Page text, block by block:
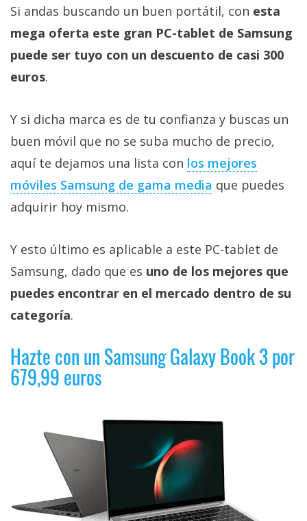
Profesional
+
temas
Sorteos
Foros
/
nosotros
/
Publicidad
Cambiar
opciones
de
Aviso
Legal
comunicación
digital donde
Si andas buscando un buen portátil, con esta
mega oferta este gran PC-tablet de Samsung
puede ser tuyo con un descuento de casi 300
euros.
Y si dicha marca es de tu confianza y buscas un
buen móvil que no se suba mucho de precio,
aquí te dejamos una lista con los mejores
móviles Samsung de gama media que puedes
adquirir hoy mismo.
Y esto último es aplicable a este PC-tablet de
Samsung, dado que es uno de los mejores que
puedes encontrar en el mercado dentro de su
categoría.
Hazte con un Samsung Galaxy Book 3 por
679,99 euros